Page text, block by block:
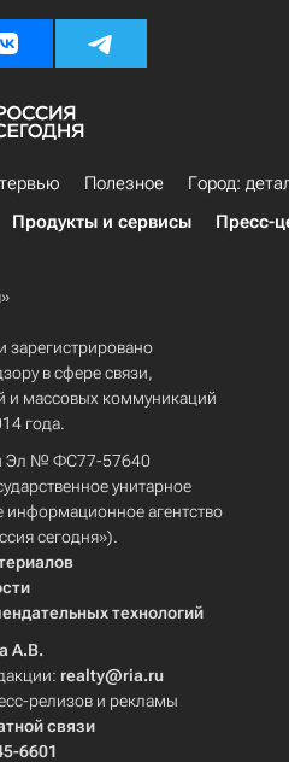
Полезное
Город:
Продукты и сервисы Пресс-
зарегистрировано
в сфере связи,
и массовых коммуникаций
года.
Эл № ФС77-57640
унитарное
агентство
сегодня»).
технологий
А.В.
realty@ria.ru
релизов и рекламы
связи
6601